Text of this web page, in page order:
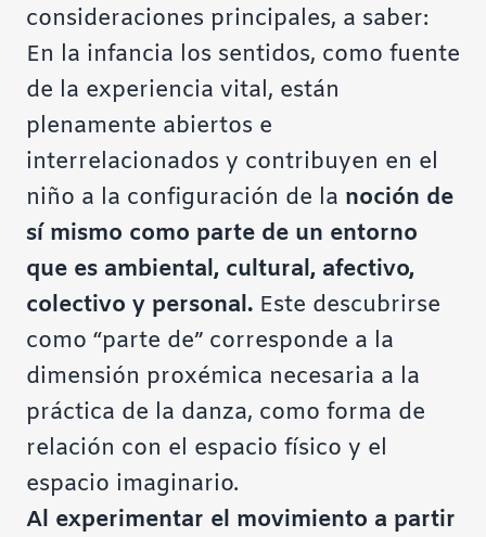
consideraciones principales, a saber:
En la infancia los sentidos, como fuente
de la experiencia vital, están
plenamente abiertos e
interrelacionados y contribuyen en el
niño a la configuración de la noción de
sí mismo como parte de un entorno
que es ambiental, cultural, afectivo,
colectivo y personal. Este descubrirse
como “parte de” corresponde a la
dimensión proxémica necesaria a la
práctica de la danza, como forma de
relación con el espacio físico y el
espacio imaginario.
Al experimentar el movimiento a partir